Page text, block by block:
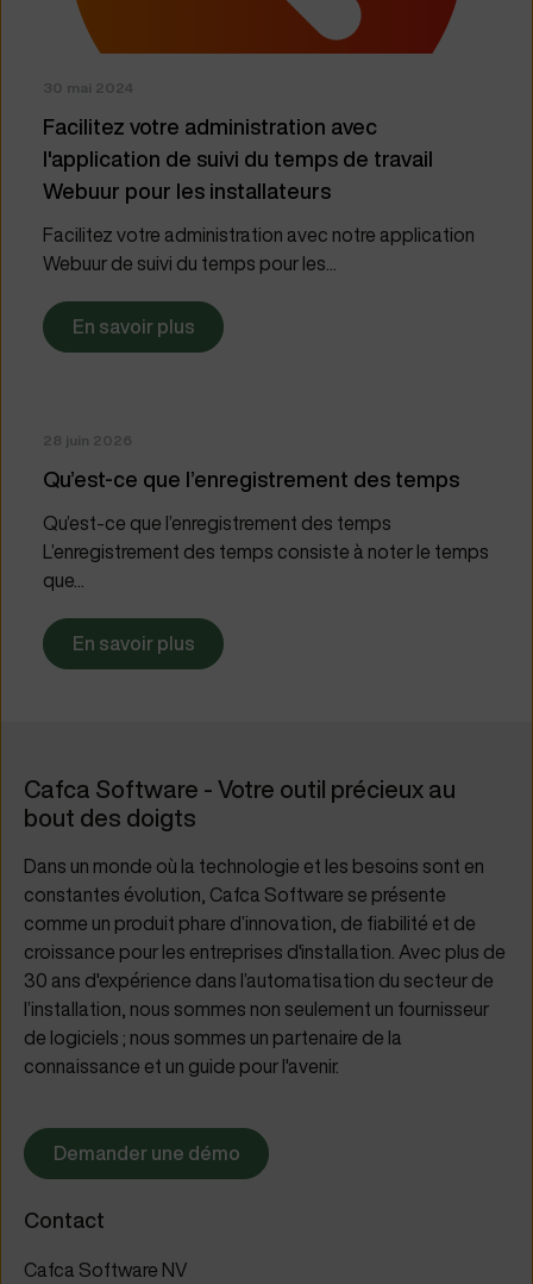
30 mai 2024
Facilitez votre administration avec
l'application de suivi du temps de travail
Webuur pour les installateurs
Facilitez votre administration avec notre application
Webuur de suivi du temps pour les...
En savoir plus
28 juin 2026
Qu’est-ce que l’enregistrement des temps
Qu’est-ce que l’enregistrement des temps
L’enregistrement des temps consiste à noter le temps
que...
En savoir plus
Cafca Software - Votre outil précieux au
bout des doigts
Dans un monde où la technologie et les besoins sont en
constantes évolution, Cafca Software se présente
comme un produit phare d’innovation, de fiabilité et de
croissance pour les entreprises d'installation. Avec plus de
30 ans d'expérience dans l’automatisation du secteur de
l’installation, nous sommes non seulement un fournisseur
de logiciels ; nous sommes un partenaire de la
connaissance et un guide pour l'avenir.
Demander une démo
Contact
Cafca Software NV